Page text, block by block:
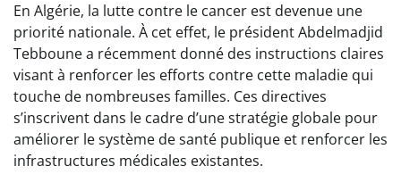
En Algérie, la lutte contre le cancer est devenue une
priorité nationale. À cet effet, le président Abdelmadjid
Tebboune a récemment donné des instructions claires
visant à renforcer les efforts contre cette maladie qui
touche de nombreuses familles. Ces directives
s’inscrivent dans le cadre d’une stratégie globale pour
améliorer le système de santé publique et renforcer les
infrastructures médicales existantes.